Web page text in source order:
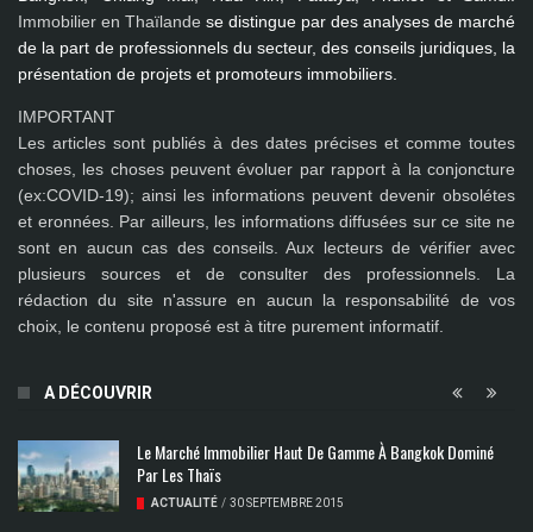
Immobilier en Thaïlande se distingue par des analyses de marché
de la part de professionnels du secteur, des conseils juridiques, la
présentation de projets et promoteurs immobiliers.
IMPORTANT
Les articles sont publiés à des dates précises et comme toutes
choses, les choses peuvent évoluer par rapport à la conjoncture
(ex:COVID-19); ainsi les informations peuvent devenir obsolétes
et eronnées. Par ailleurs, les informations diffusées sur ce site ne
sont en aucun cas des conseils. Aux lecteurs de vérifier avec
plusieurs sources et de consulter des professionnels. La
rédaction du site n'assure en aucun la responsabilité de vos
choix, le contenu proposé est à titre purement informatif.
A DÉCOUVRIR
Le Marché Immobilier Haut De Gamme À Bangkok Dominé
Par Les Thaïs
ACTUALITÉ / 30 SEPTEMBRE 2015